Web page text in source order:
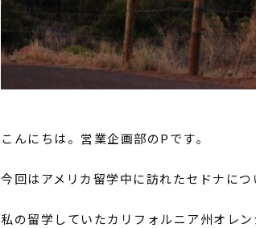
こんにちは。営業企画部のPです。
今回はアメリカ留学中に訪れたセドナにつ
私の留学していたカリフォルニア州オレン